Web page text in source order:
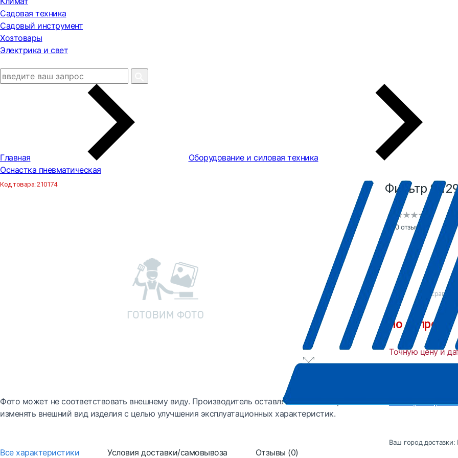
Садовая техника
Садовый инструмент
Хозтовары
Электрика и свет
Главная
Оборудование и силовая техника
Оснастка пневматическая
Код товара:210174
Фото может не соответствовать внешнему виду. Производитель оставляет за собой право
изменять внешний вид изделия с целью улучшения эксплуатационных характеристик.
Все характеристики Условия доставки/самовывоза Отзывы (0)
Фильтр S
0 отзывов
В
по запросу
Точную цену и
Все
Ваш город доставки: